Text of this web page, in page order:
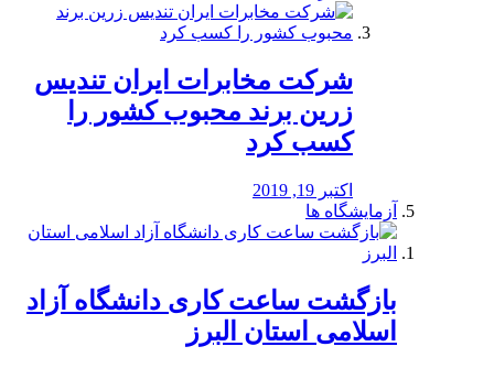
شرکت مخابرات ایران تندیس
زرین برند محبوب کشور را
کسب کرد
اکتبر 19, 2019
آزمایشگاه ها
بازگشت ساعت کاری دانشگاه آزاد
اسلامی استان البرز